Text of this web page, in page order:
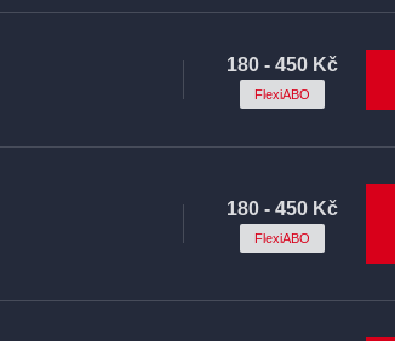
180 - 450 Kč
FlexiABO
180 - 450 Kč
FlexiABO